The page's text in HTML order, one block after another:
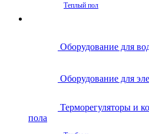
Теплый пол
Оборудование для
Оборудование для
Терморегуляторы и
пола